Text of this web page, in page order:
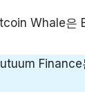
Whale은
Finance